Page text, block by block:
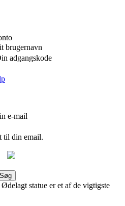
brugernavn
adgangskode
e-mail
til din email.
statue er et af de vigtigste